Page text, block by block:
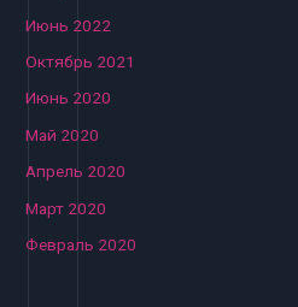
Июнь 2022
Октябрь 2021
Июнь 2020
Май 2020
Апрель 2020
Март 2020
Февраль 2020